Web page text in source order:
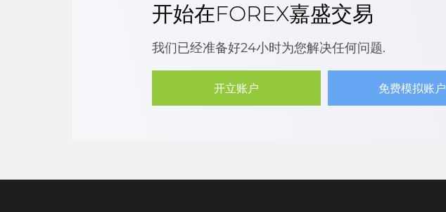
开始在FOREX嘉盛交易
我们已经准备好24小时为您解决任何问题.
开立账户 免费模拟账户